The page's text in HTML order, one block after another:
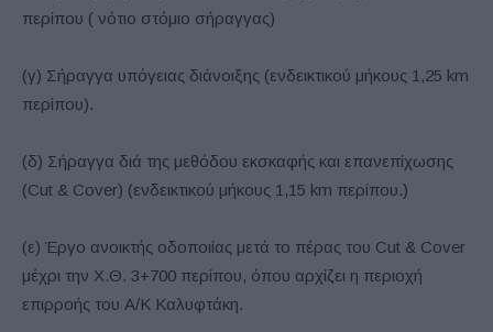
περίπου ( νότιο στόμιο σήραγγας)
(γ) Σήραγγα υπόγειας διάνοιξης (ενδεικτικού μήκους 1,25 km
περίπου).
(δ) Σήραγγα διά της μεθόδου εκσκαφής και επανεπίχωσης
(Cut & Cover) (ενδεικτικού μήκους 1,15 km περίπου.)
(ε) Έργο ανοικτής οδοποιίας μετά το πέρας του Cut & Cover
μέχρι την Χ.Θ. 3+700 περίπου, όπου αρχίζει η περιοχή
επιρροής του Α/Κ Καλυφτάκη.